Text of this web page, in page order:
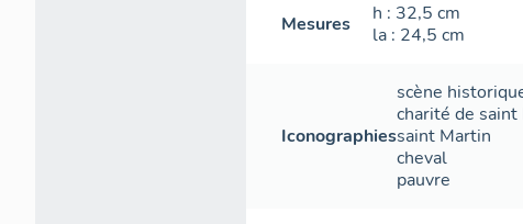
Mesures h : 32,5cm
la : 24,5cm
Iconographies
scène
charité de saint
saint Martin
cheval
pauvre